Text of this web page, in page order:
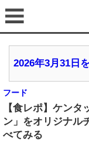
2026年3月31日
フード
【食レポ】ケン
ン」をオリジナル
べてみる